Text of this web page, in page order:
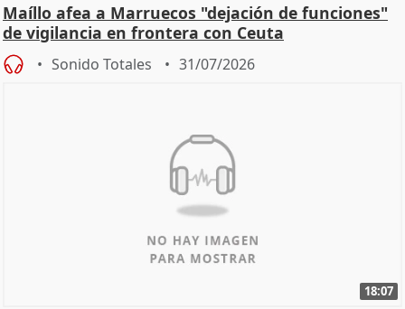
Maíllo afea a Marruecos "dejación de funciones"
de vigilancia en frontera con Ceuta
Sonido Totales 31/07/2026
18:07